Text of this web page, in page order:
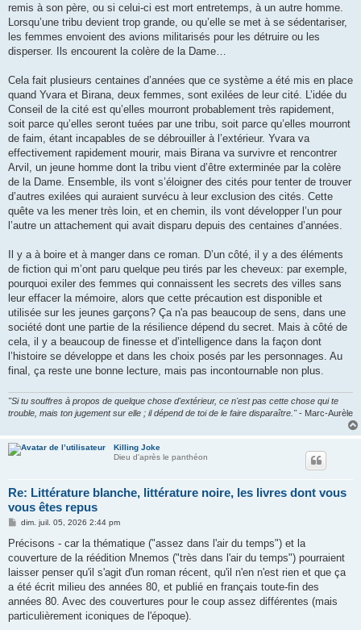
remis à son père, ou si celui-ci est mort entretemps, à un autre homme.
Lorsqu’une tribu devient trop grande, ou qu’elle se met à se sédentariser,
les femmes envoient des avions militarisés pour les détruire ou les
disperser. Ils encourent la colère de la Dame…
Cela fait plusieurs centaines d’années que ce système a été mis en place
quand Yvara et Birana, deux femmes, sont exilées de leur cité. L’idée du
Conseil de la cité est qu’elles mourront probablement très rapidement,
soit parce qu’elles seront tuées par une tribu, soit parce qu’elles mourront
de faim, étant incapables de se débrouiller à l’extérieur. Yvara va
effectivement rapidement mourir, mais Birana va survivre et rencontrer
Arvil, un jeune homme dont la tribu vient d’être exterminée par la colère
de la Dame. Ensemble, ils vont s’éloigner des cités pour tenter de trouver
d’autres exilées qui auraient survécu à leur exclusion des cités. Cette
quête va les mener très loin, et en chemin, ils vont développer l’un pour
l’autre un attachement qui avait disparu depuis des centaines d’années.
Il y a à boire et à manger dans ce roman. D’un côté, il y a des éléments
de fiction qui m’ont paru quelque peu tirés par les cheveux: par exemple,
pourquoi exiler des femmes qui connaissent les secrets des villes sans
leur effacer la mémoire, alors que cette précaution est disponible et
utilisée sur les jeunes garçons? Ça n'a pas beaucoup de sens, dans une
société dont une partie de la résilience dépend du secret. Mais à côté de
cela, il y a beaucoup de finesse et d’intelligence dans la façon dont
l’histoire se développe et dans les choix posés par les personnages. Au
final, ça reste une bonne lecture, mais pas incontournable non plus.
"Si tu souffres à propos de quelque chose d'extérieur, ce n'est pas cette chose qui te
trouble, mais ton jugement sur elle ; il dépend de toi de le faire disparaître."- Marc-Aurèle
Killing Joke
Dieu d'après le panthéon
Re: Littérature blanche, littérature noire, les livres dont vous
vous êtes repus
M
s
a
g
dim. juil. 05, 2026 2:44 pm
Précisons - car la thématique ("assez dans l'air du temps") et la
couverture de la réédition Mnemos ("très dans l'air du temps") pourraient
laisser penser qu'il s'agit d'un roman récent, qu'il n'en n'est rien et que ça
a été écrit milieu des années 80, et publié en français toute-fin des
années 80. Avec des couvertures pour le coup assez différentes (mais
particulièrement iconiques de l'époque).